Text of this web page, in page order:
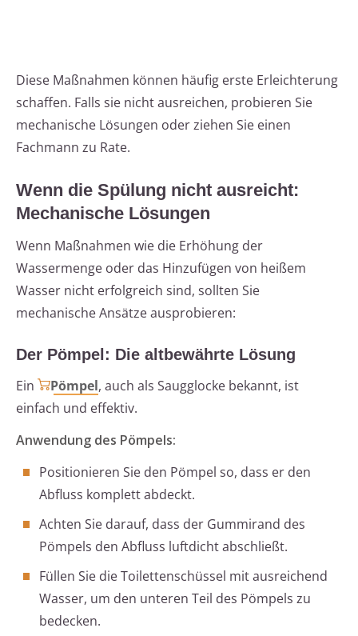
Diese Maßnahmen können häufig erste Erleichterung
schaffen. Falls sie nicht ausreichen, probieren Sie
mechanische Lösungen oder ziehen Sie einen
Fachmann zu Rate.
Wenn die Spülung nicht ausreicht:
Mechanische Lösungen
Wenn Maßnahmen wie die Erhöhung der
Wassermenge oder das Hinzufügen von heißem
Wasser nicht erfolgreich sind, sollten Sie
mechanische Ansätze ausprobieren:
Der Pömpel: Die altbewährte Lösung
Ein
Pömpel, auch als Saugglocke bekannt, ist
einfach und effektiv.
Anwendung des Pömpels:
Positionieren Sie den Pömpel so, dass er den
Abfluss komplett abdeckt.
Achten Sie darauf, dass der Gummirand des
Pömpels den Abfluss luftdicht abschließt.
Füllen Sie die Toilettenschüssel mit ausreichend
Wasser, um den unteren Teil des Pömpels zu
bedecken.